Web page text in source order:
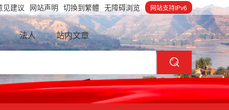
网站支持IPv6
无障碍浏览
切換到繁體
网站声明
见建议
法人 站内文章